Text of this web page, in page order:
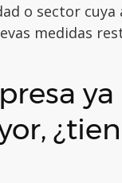
o sector cuya
medidas